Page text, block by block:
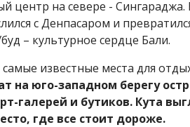
центр на севере - Сингараджа.
с Денпасаром и
– культурное сердце Бали.
самые известные места для
на юго-западном берегу
галерей и бутиков. Кута
где все стоит дороже.